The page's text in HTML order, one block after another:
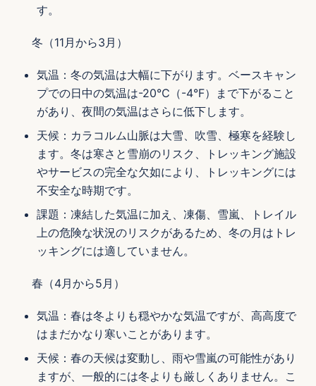
す。
冬（11月から3月）
気温：冬の気温は大幅に下がります。ベースキャン
プでの日中の気温は-20℃（-4°F）まで下がること
があり、夜間の気温はさらに低下します。
天候：カラコルム山脈は大雪、吹雪、極寒を経験し
ます。冬は寒さと雪崩のリスク、トレッキング施設
やサービスの完全な欠如により、トレッキングには
不安全な時期です。
課題：凍結した気温に加え、凍傷、雪嵐、トレイル
上の危険な状況のリスクがあるため、冬の月はトレ
ッキングには適していません。
春（4月から5月）
気温：春は冬よりも穏やかな気温ですが、高高度で
はまだかなり寒いことがあります。
天候：春の天候は変動し、雨や雪嵐の可能性があり
ますが、一般的には冬よりも厳しくありません。こ